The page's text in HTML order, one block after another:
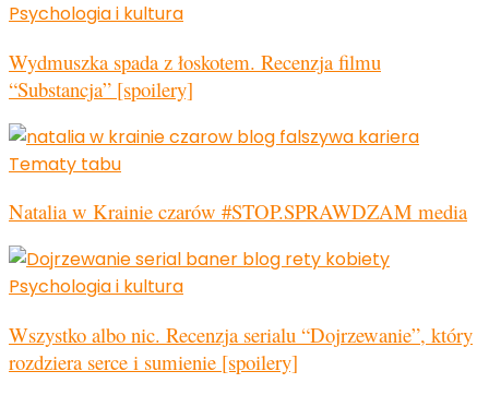
Psychologia i kultura
Wydmuszka spada z łoskotem. Recenzja filmu
“Substancja” [spoilery]
Tematy tabu
Natalia w Krainie czarów #STOP.SPRAWDZAM media
Psychologia i kultura
Wszystko albo nic. Recenzja serialu “Dojrzewanie”, który
rozdziera serce i sumienie [spoilery]